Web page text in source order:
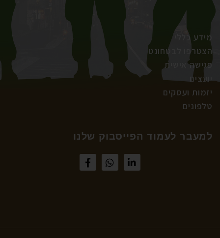
מידע כללי
הצטרפו לבטחונט
פגישה אישית
יועצים
יזמות ועסקים
טלפונים
למעבר לעמוד הפייסבוק שלנו